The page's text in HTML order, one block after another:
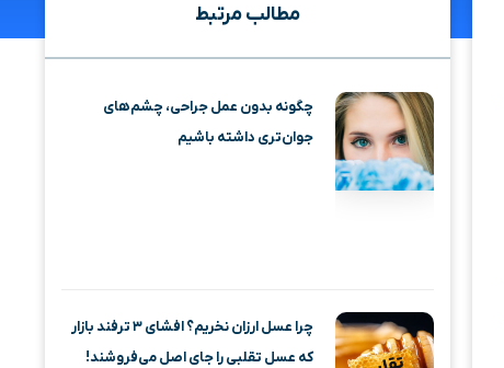
مطالب مرتبط
چگونه بدون عمل جراحی، چشم‌های
جوان‌تری داشته باشیم
چرا عسل ارزان نخریم؟ افشای ۳ ترفند بازار
که عسل تقلبی را جای اصل می‌فروشند!